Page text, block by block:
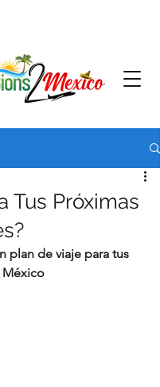
Tus Próximas
plan de viaje para tus
México